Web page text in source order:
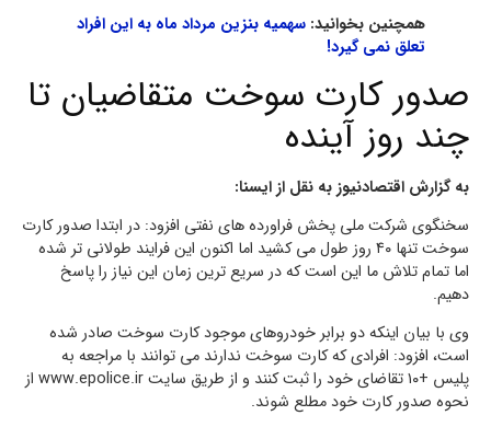
همچنین بخوانید: سهمیه بنزین مرداد ماه به این افراد
تعلق نمی گیرد!
صدور کارت سوخت متقاضیان تا
چند روز آینده
به گزارش اقتصادنیوز به نقل از ایسنا:
سخنگوی شرکت ملی پخش فراورده های نفتی افزود: در ابتدا صدور کارت
سوخت تنها ۴۰ روز طول می کشید اما اکنون این فرایند طولانی تر شده
اما تمام تلاش ما این است که در سریع ترین زمان این نیاز را پاسخ
دهیم.
وی با بیان اینکه دو برابر خودروهای موجود کارت سوخت صادر شده
است، افزود: افرادی که کارت سوخت ندارند می توانند با مراجعه به
پلیس +۱۰ تقاضای خود را ثبت کنند و از طریق سایت www.epolice.ir از
نحوه صدور کارت خود مطلع شوند.